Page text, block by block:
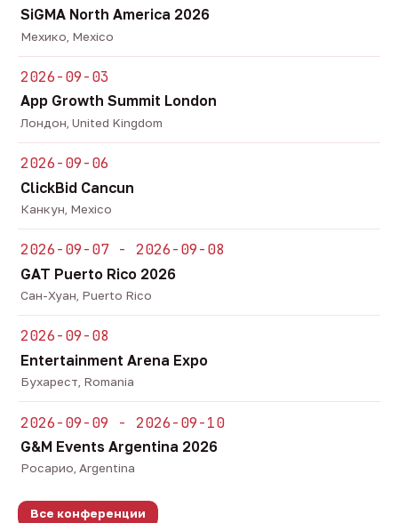
SiGMA North America 2026
Мехико, Mexico
2026-09-03
App Growth Summit London
Лондон, United Kingdom
2026-09-06
ClickBid Cancun
Канкун, Mexico
2026-09-07 - 2026-09-08
GAT Puerto Rico 2026
Сан-Хуан, Puerto Rico
2026-09-08
Entertainment Arena Expo
Бухарест, Romania
2026-09-09 - 2026-09-10
G&M Events Argentina 2026
Росарио, Argentina
Все конференции